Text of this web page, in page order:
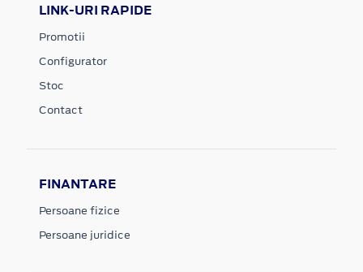
LINK-URI RAPIDE
Promotii
Configurator
Stoc
Contact
FINANTARE
Persoane fizice
Persoane juridice